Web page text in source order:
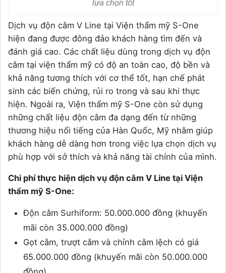
lựa chọn tốt
Dịch vụ độn cằm V Line tại Viện thẩm mỹ S-One
hiện đang được đông đảo khách hàng tìm đến và
đánh giá cao. Các chất liệu dùng trong dịch vụ độn
cằm tại viện thẩm mỹ có độ an toàn cao, độ bền và
khả năng tương thích với cơ thể tốt, hạn chế phát
sinh các biến chứng, rủi ro trong và sau khi thực
hiện. Ngoài ra, Viện thẩm mỹ S-One còn sử dụng
những chất liệu độn cằm đa dạng đến từ những
thương hiệu nổi tiếng của Hàn Quốc, Mỹ nhằm giúp
khách hàng dễ dàng hơn trong việc lựa chọn dịch vụ
phù hợp với sở thích và khả năng tài chính của mình.
Chi phí thực hiện dịch vụ độn cằm V Line tại Viện
thẩm mỹ S-One:
Độn cằm Surhiform: 50.000.000 đồng (khuyến
mãi còn 35.000.000 đồng)
Gọt cằm, trượt cằm và chỉnh cằm lệch có giá
65.000.000 đồng (khuyến mãi còn 50.000.000